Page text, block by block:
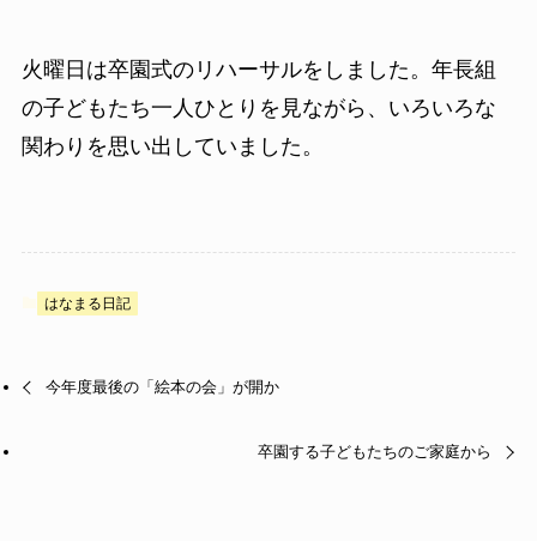
火曜日は卒園式のリハーサルをしました。年長組
の子どもたち一人ひとりを見ながら、いろいろな
関わりを思い出していました。
はなまる日記
今年度最後の「絵本の会」が開か
卒園する子どもたちのご家庭から